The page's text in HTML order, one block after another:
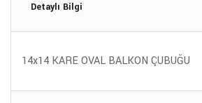
Detaylı Bilgi
14x14 KARE OVAL BALKON ÇUBUĞU